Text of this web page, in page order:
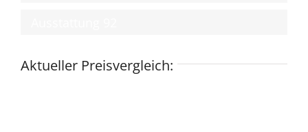
Aktueller Preisvergleich: